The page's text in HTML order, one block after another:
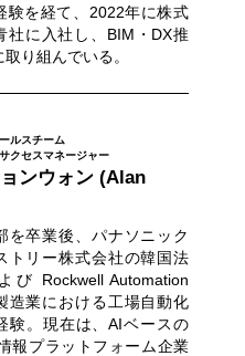
験を経て、2022年に株式
社に入社し、BIM・DX推
り組んでいる。
ルスチーム
クセスマネージャー
ンウォン (Alan
を卒業後、パナソニック
トリー株式会社の韓国法
び Rockwell Automation
造業における工場自動化
験。現在は、AIベースの
報プラットフォーム企業